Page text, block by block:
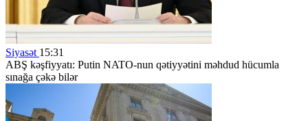
Siyasət 15:31
ABŞ kəşfiyyatı: Putin NATO-nun qətiyyətini məhdud hücumla
sınağa çəkə bilər